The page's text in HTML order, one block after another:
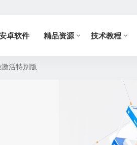
卓软件 精品资源 技术教程
活特别版